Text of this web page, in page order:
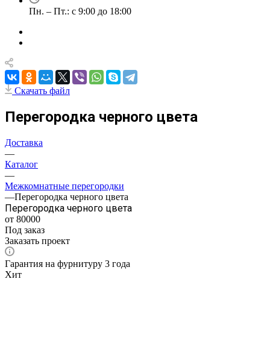
Пн. – Пт.: с 9:00 до 18:00
Скачать файл
Перегородка черного цвета
Доставка
—
Каталог
—
Межкомнатные перегородки
—Перегородка черного цвета
Перегородка черного цвета
от 80000
Под заказ
Заказать проект
Гарантия на фурнитуру 3 года
Хит